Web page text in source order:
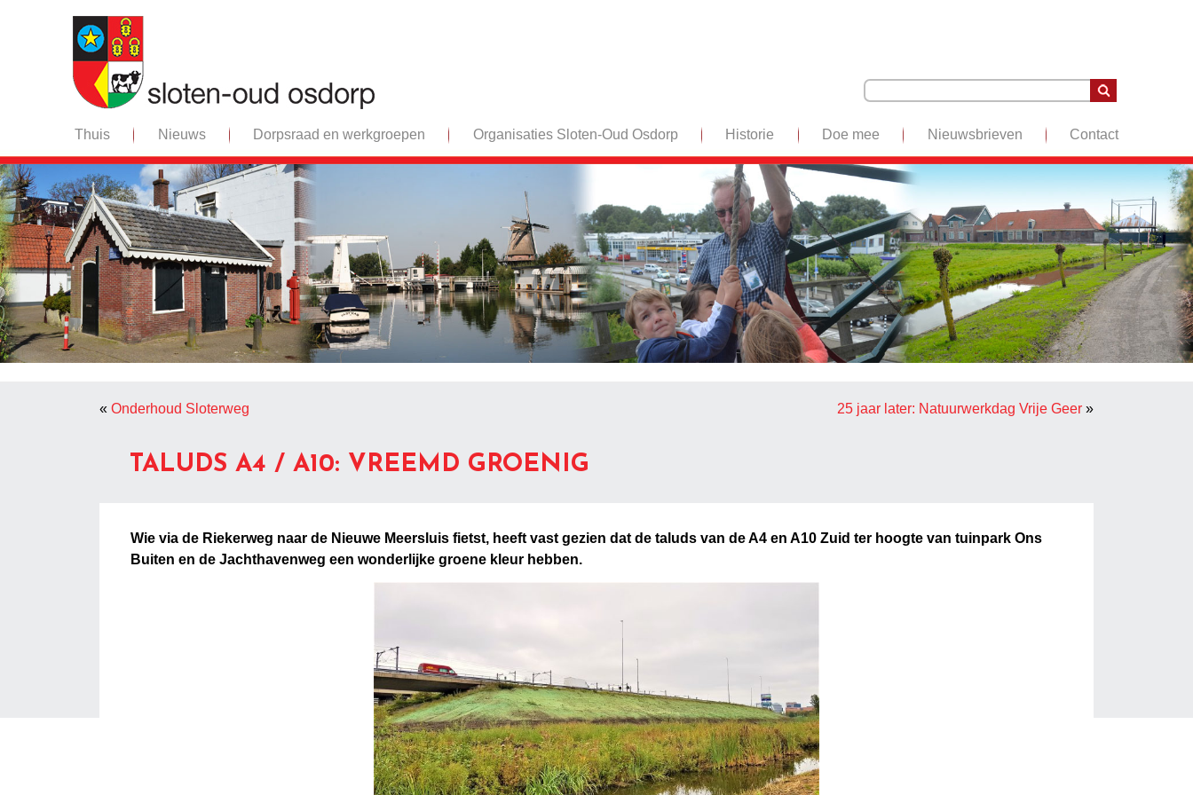
Thuis Nieuws Dorpsraad en werkgroepen Organisaties Sloten-Oud Osdorp Historie Doe mee Nieuwsbrieven Contact
« Onderhoud Sloterweg 25 jaar later: Natuurwerkdag Vrije Geer »
TALUDS A4 / A10: VREEMD GROENIG
Wie via de Riekerweg naar de Nieuwe Meersluis fietst, heeft vast gezien dat de taluds van de A4 en A10 Zuid ter hoogte van tuinpark Ons
Buiten en de Jachthavenweg een wonderlijke groene kleur hebben.